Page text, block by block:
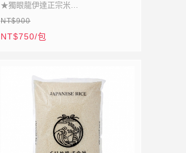
★獨眼龍伊達正宗米
★宮城全新品種登場
★低直鏈澱粉香軟甜
NT$900
NT$750/包